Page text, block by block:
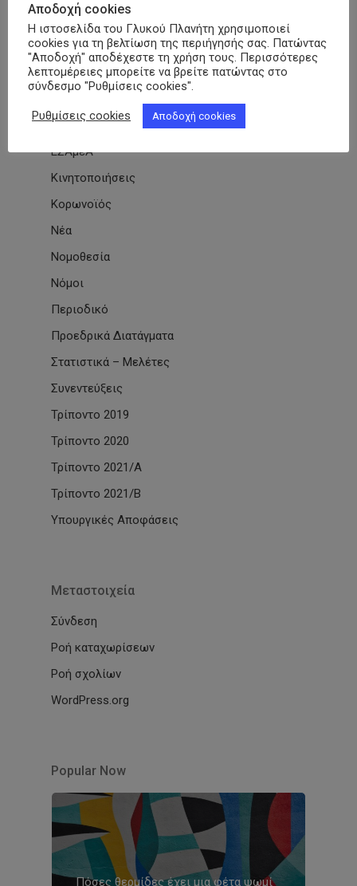
Εθνικές & Διεθνείς Συμβάσεις
Εκδηλώσεις Συλλόγων
Εκπαίδευση
Επιστημονικά Άρθρα
ΕΣΑμεΑ
Κινητοποιήσεις
Κορωνοϊός
Νέα
Νομοθεσία
Νόμοι
Περιοδικό
Προεδρικά Διατάγματα
Στατιστικά – Μελέτες
Συνεντεύξεις
Τρίποντο 2019
Τρίποντο 2020
Τρίποντο 2021/Α
Τρίποντο 2021/Β
Υπουργικές Αποφάσεις
Μεταστοιχεία
Σύνδεση
Ροή καταχωρίσεων
Ροή σχολίων
WordPress.org
Popular Now
Πόσες θερμίδες έχει μια φέτα ψωμί
Αποδοχή cookies
Η ιστοσελίδα του Γλυκού Πλανήτη χρησιμοποιεί
cookies για τη βελτίωση της περιήγησής σας. Πατώντας
"Αποδοχή" αποδέχεστε τη χρήση τους. Περισσότερες
λεπτομέρειες μπορείτε να βρείτε πατώντας στο
σύνδεσμο "Ρυθμίσεις cookies".
Ρυθμίσεις cookies Αποδοχή cookies